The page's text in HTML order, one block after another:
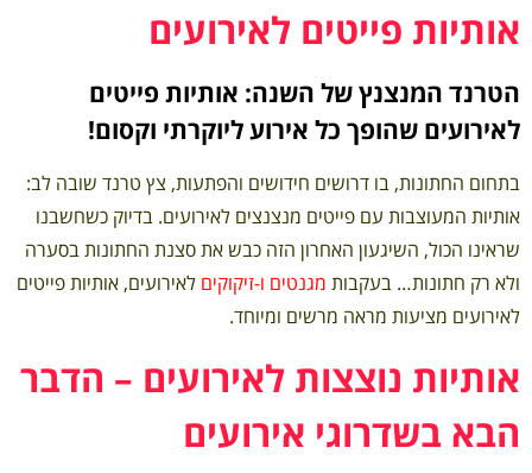
אותיות פייטים עלמה
אותיות פייטים לאירועים
הטרנד המנצנץ של השנה: אותיות פייטים
לאירועים שהופך כל אירוע ליוקרתי וקסום!
בתחום החתונות, בו דרושים חידושים והפתעות, צץ טרנד שובה לב:
אותיות המעוצבות עם פייטים מנצנצים לאירועים. בדיוק כשחשבנו
שראינו הכול, השיגעון האחרון הזה כבש את סצנת החתונות בסערה
ולא רק חתונות… בעקבות מגנטים ו-זיקוקים לאירועים, אותיות פייטים
לאירועים מציעות מראה מרשים ומיוחד.
אותיות נוצצות לאירועים – הדבר
הבא בשדרוגי אירועים